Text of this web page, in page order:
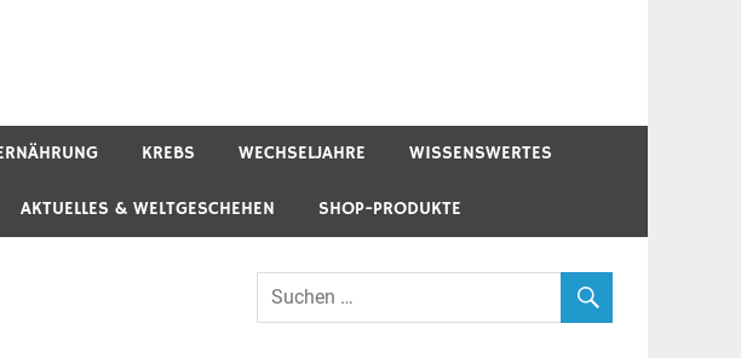
KREBS WECHSELJAHRE WISSENSWERTES
AKTUELLES & WELTGESCHEHEN SHOP-PRODUKTE